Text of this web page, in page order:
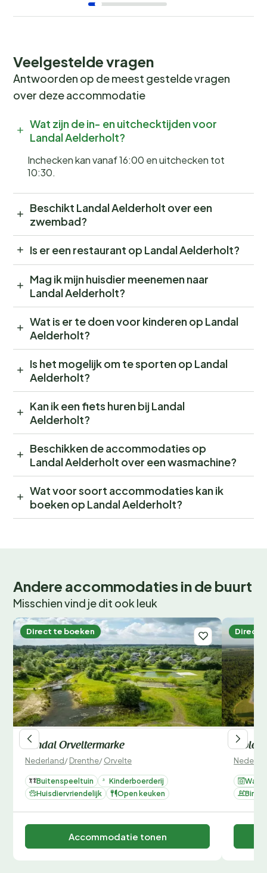
Veelgestelde vragen
Antwoorden op de meest gestelde vragen
over deze accommodatie
Wat zijn de in- en uitchecktijden voor
Landal Aelderholt?
Inchecken kan vanaf 16:00 en uitchecken tot
10:30.
Beschikt Landal Aelderholt over een
zwembad?
Is er een restaurant op Landal Aelderholt?
Mag ik mijn huisdier meenemen naar
Landal Aelderholt?
Wat is er te doen voor kinderen op Landal
Aelderholt?
Is het mogelijk om te sporten op Landal
Aelderholt?
Kan ik een fiets huren bij Landal
Aelderholt?
Beschikken de accommodaties op
Landal Aelderholt over een wasmachine?
Wat voor soort accommodaties kan ik
boeken op Landal Aelderholt?
Andere accommodaties in de buurt
Misschien vind je dit ook leuk
Direct te boeken
Landal Orveltermarke
Nederland/Drenthe/Orvelte
Buitenspeeltuin
Kinderboerderij
Huisdiervriendelijk
Open keuken
Accommodatie tonen
Direct